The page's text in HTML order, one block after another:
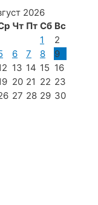
2026
Чт Пт Сб Вс
1
2
6 7 8
9
13 14 15 16
20 21 22 23
27 28 29 30